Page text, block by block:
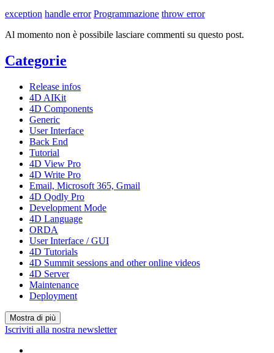
exception handle error Programmazione throw error
Al momento non è possibile lasciare commenti su questo post.
Categorie
Release infos
4D AIKit
4D Components
Generic
User Interface
Back End
Tutorial
4D View Pro
4D Write Pro
Email, Microsoft 365, Gmail
4D Qodly Pro
Development Mode
4D Language
ORDA
User Interface / GUI
4D Tutorials
4D Summit sessions and other online videos
4D Server
Maintenance
Deployment
Mostra di più
Iscriviti alla nostra newsletter